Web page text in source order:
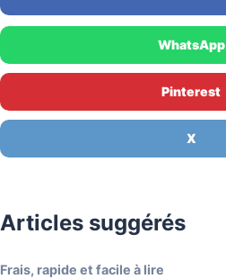
WhatsApp
Pinterest
X
Articles suggérés
Frais, rapide et facile à lire